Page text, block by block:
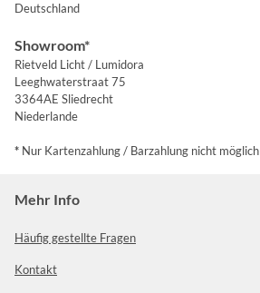
Deutschland
Showroom*
Rietveld Licht / Lumidora
Leeghwaterstraat 75
3364AE Sliedrecht
Niederlande
* Nur Kartenzahlung / Barzahlung nicht möglich
Mehr Info
Häufig gestellte Fragen
Kontakt